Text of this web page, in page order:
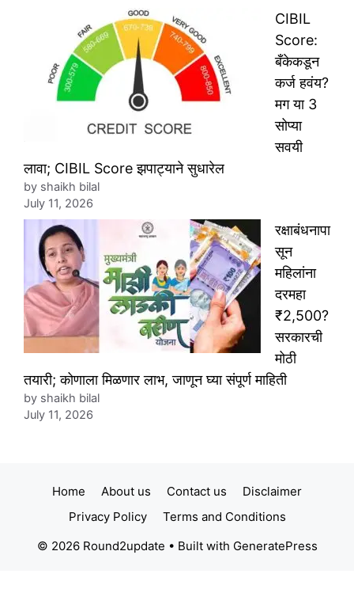
CIBIL
Score:
बँकेकडून
कर्ज हवंय?
मग या 3
सोप्या
सवयी
लावा; CIBIL Score झपाट्याने सुधारेल
by shaikh bilal
July 11, 2026
रक्षाबंधनापा
सून
महिलांना
दरमहा
₹2,500?
सरकारची
मोठी
तयारी; कोणाला मिळणार लाभ, जाणून घ्या संपूर्ण माहिती
by shaikh bilal
July 11, 2026
Home About us Contact us
Disclaimer
Privacy Policy
Terms and Conditions
© 2026 Round2update • Built with GeneratePress